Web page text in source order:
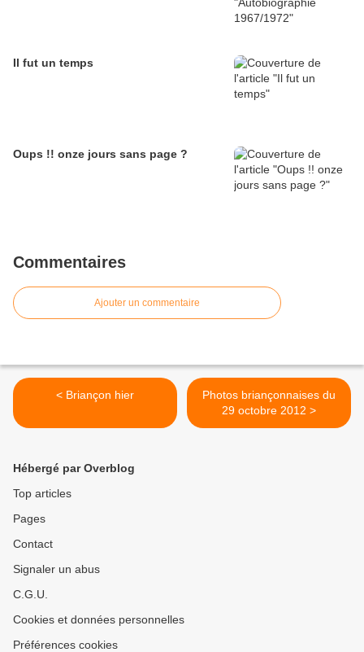
Il fut un temps
Oups !! onze jours sans page ?
Commentaires
Ajouter un commentaire
< Briançon hier
Photos briançonnaises du
29 octobre 2012 >
Hébergé par Overblog
Top articles
Pages
Contact
Signaler un abus
C.G.U.
Cookies et données personnelles
Préférences cookies